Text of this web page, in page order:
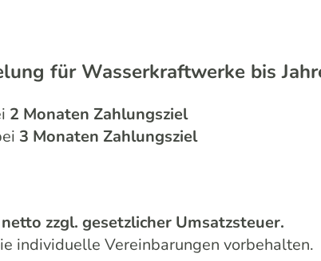
für Wasserkraftwerke bis
2 Monaten Zahlungsziel
3 Monaten Zahlungsziel
netto zzgl. gesetzlicher Umsatzsteuer.
individuelle Vereinbarungen vorbehalten.